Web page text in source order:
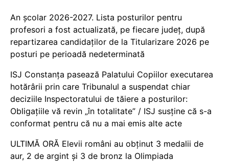
An școlar 2026-2027. Lista posturilor pentru
profesori a fost actualizată, pe fiecare județ, după
repartizarea candidaților de la Titularizare 2026 pe
posturi pe perioadă nedeterminată
ISJ Constanța pasează Palatului Copiilor executarea
hotărârii prin care Tribunalul a suspendat chiar
deciziile Inspectoratului de tăiere a posturilor:
Obligațiile vă revin „în totalitate” / ISJ susține că s-a
conformat pentru că nu a mai emis alte acte
ULTIMĂ ORĂ Elevii români au obținut 3 medalii de
aur, 2 de argint și 3 de bronz la Olimpiada